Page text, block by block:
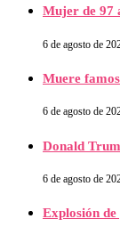
Mujer de 97
6 de agosto de
Muere
6 de agosto de
Donald
6 de agosto de
Explosión